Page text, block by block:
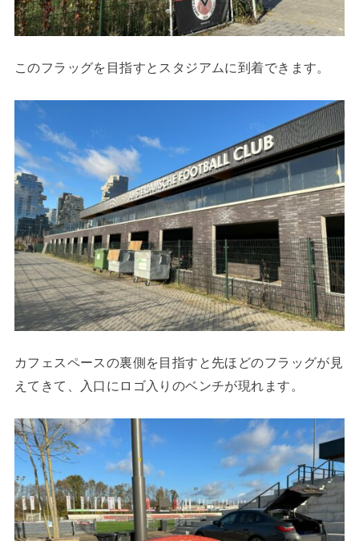
このフラッグを目指すとスタジアムに到着できます。
カフェスペースの裏側を目指すと先ほどのフラッグが見
えてきて、入口にロゴ入りのベンチが現れます。